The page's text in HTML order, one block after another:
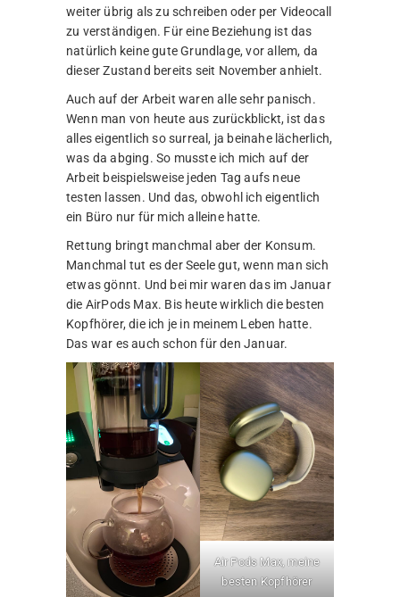
weiter übrig als zu schreiben oder per Videocall
zu verständigen. Für eine Beziehung ist das
natürlich keine gute Grundlage, vor allem, da
dieser Zustand bereits seit November anhielt.
Auch auf der Arbeit waren alle sehr panisch.
Wenn man von heute aus zurückblickt, ist das
alles eigentlich so surreal, ja beinahe lächerlich,
was da abging. So musste ich mich auf der
Arbeit beispielsweise jeden Tag aufs neue
testen lassen. Und das, obwohl ich eigentlich
ein Büro nur für mich alleine hatte.
Rettung bringt manchmal aber der Konsum.
Manchmal tut es der Seele gut, wenn man sich
etwas gönnt. Und bei mir waren das im Januar
die AirPods Max. Bis heute wirklich die besten
Kopfhörer, die ich je in meinem Leben hatte.
Das war es auch schon für den Januar.
Air Pods Max, meine
besten Kopfhörer